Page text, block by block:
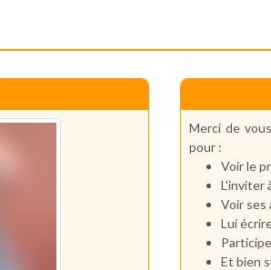
Merci de
pour :
Voir le
L'inviter
Voir ses
Lui
Et bien